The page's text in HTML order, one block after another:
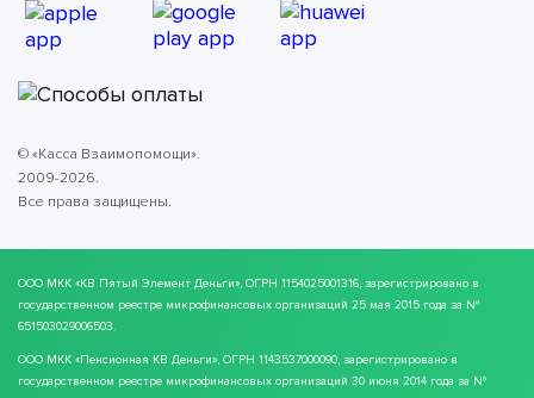
© «Касса Взаимопомощи».
2009-2026.
Все права защищены.
ООО МКК «КВ Пятый Элемент Деньги», ОГРН 1154025001316, зарегистрировано в
государственном реестре микрофинансовых организаций 25 мая 2015 года за №
651503029006503.
ООО МКК «Пенсионная КВ Деньги», ОГРН 1143537000090, зарегистрировано в
государственном реестре микрофинансовых организаций 30 июня 2014 года за №